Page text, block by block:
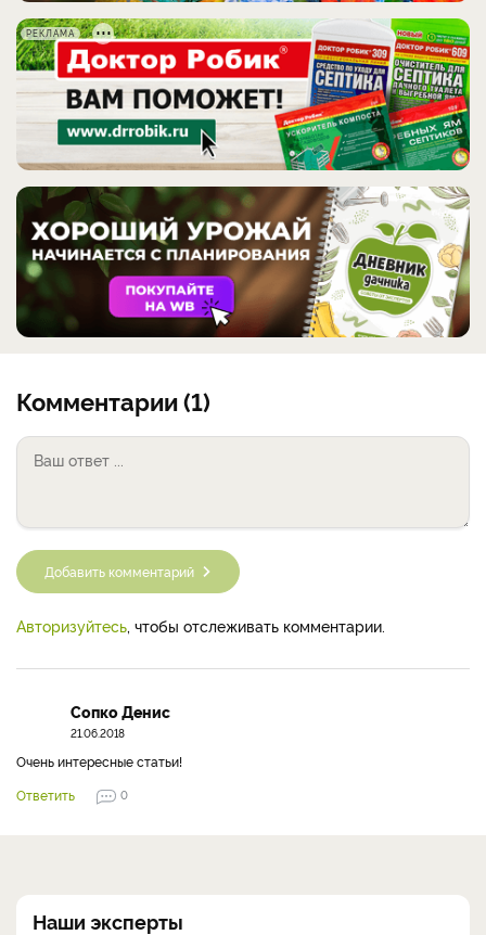
РЕКЛАМА
Комментарии (1)
Добавить комментарий
Авторизуйтесь, чтобы отслеживать комментарии.
Сопко Денис
21.06.2018
Очень интересные статьи!
Ответить
0
Наши эксперты